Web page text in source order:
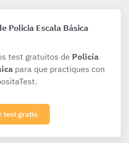
Policia Escala Básica
test gratuitos de Policía
para que practiques con
test gratis